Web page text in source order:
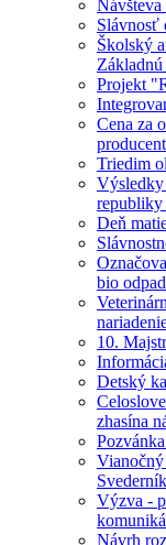
Slávnosť
Školský
Projekt
Cena za
Triedim
Výsledky
republiky
Deň
bio
10.
Detský
zhasína
Vianočný
Svederník
Výzva -
Návrh